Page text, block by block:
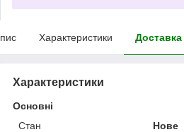
Характеристики Доставка
Характеристики
Основні
Стан
Нове